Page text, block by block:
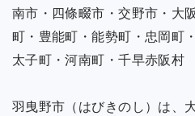
南市・四條畷市・交野市・大
町・豊能町・能勢町・忠岡町
太子町・河南町・千早赤阪村
羽曳野市（はびきのし）は、